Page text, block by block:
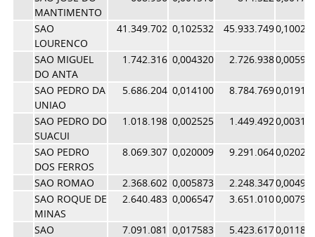
MANTIMENTO
SAO
LOURENCO
41.349.702 0,102532 45.933.749
SAO MIGUEL
DO ANTA
1.742.316 0,004320 2.726.938
SAO PEDRO DA
UNIAO
5.686.204 0,014100 8.784.769
SAO PEDRO DO
SUACUI
1.018.198 0,002525 1.449.492
SAO PEDRO
DOS FERROS
8.069.307 0,020009 9.291.064
SAO ROMAO 2.368.602 0,005873 2.248.347
SAO ROQUE DE
MINAS
2.640.483 0,006547 3.651.010
SAO
7.091.081 0,017583 5.423.617